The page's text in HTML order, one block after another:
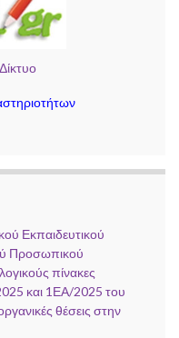
Εκπαιδευτικού
Προσωπικού
πίνακες
και 1ΕΑ/2025 του
θέσεις στην